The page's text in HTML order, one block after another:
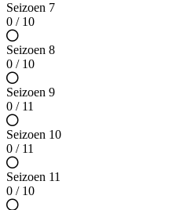
Seizoen 7
0 / 10
Seizoen 8
0 / 10
Seizoen 9
0 / 11
Seizoen 10
0 / 11
Seizoen 11
0 / 10